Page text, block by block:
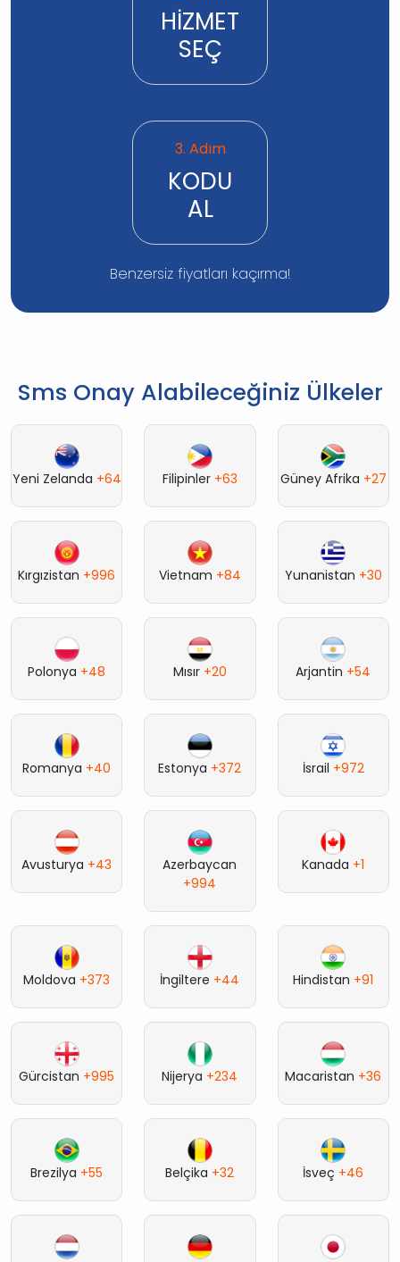
HİZMET
SEÇ
3. Adım
KODU
AL
Benzersiz fiyatları kaçırma!
Sms Onay Alabileceğiniz Ülkeler
Yeni Zelanda +64 Filipinler +63 Güney Afrika +27
Kırgızistan +996 Vietnam +84 Yunanistan +30
Polonya +48 Mısır +20 Arjantin +54
Romanya +40 Estonya +372 İsrail +972
Avusturya +43
Azerbaycan
+994
Kanada +1
Moldova +373 İngiltere +44 Hindistan +91
Gürcistan +995 Nijerya +234 Macaristan +36
Brezilya +55 Belçika +32 İsveç +46